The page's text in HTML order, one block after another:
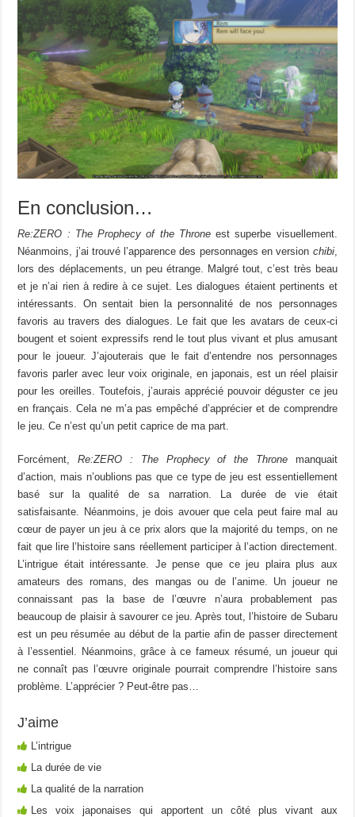
En conclusion…
Re:ZERO : The Prophecy of the Throneest superbe visuellement.
Néanmoins, j’ai trouvé l’apparence des personnages en version chibi,
lors des déplacements, un peu étrange. Malgré tout, c’est très beau
et je n’ai rien à redire à ce sujet. Les dialogues étaient pertinents et
intéressants. On sentait bien la personnalité de nos personnages
favoris au travers des dialogues. Le fait que les avatars de ceux-ci
bougent et soient expressifs rend le tout plus vivant et plus amusant
pour le joueur. J’ajouterais que le fait d’entendre nos personnages
favoris parler avec leur voix originale, en japonais, est un réel plaisir
pour les oreilles. Toutefois, j’aurais apprécié pouvoir déguster ce jeu
en français. Cela ne m’a pas empêché d’apprécier et de comprendre
le jeu. Ce n’est qu’un petit caprice de ma part.
Forcément,Re:ZERO : The Prophecy of the Thronemanquait
d’action, mais n’oublions pas que ce type de jeu est essentiellement
basé sur la qualité de sa narration. La durée de vie était
satisfaisante. Néanmoins, je dois avouer que cela peut faire mal au
cœur de payer un jeu à ce prix alors que la majorité du temps, on ne
fait que lire l’histoire sans réellement participer à l’action directement.
L’intrigue était intéressante. Je pense que ce jeu plaira plus aux
amateurs des romans, des mangas ou de l’anime. Un joueur ne
connaissant pas la base de l’œuvre n’aura probablement pas
beaucoup de plaisir à savourer ce jeu. Après tout, l’histoire de Subaru
est un peu résumée au début de la partie afin de passer directement
à l’essentiel. Néanmoins, grâce à ce fameux résumé, un joueur qui
ne connaît pas l’œuvre originale pourrait comprendre l’histoire sans
problème. L’apprécier ? Peut-être pas…
J’aime
L’intrigue
La durée de vie
La qualité de la narration
Les voix japonaises qui apportent un côté plus vivant aux